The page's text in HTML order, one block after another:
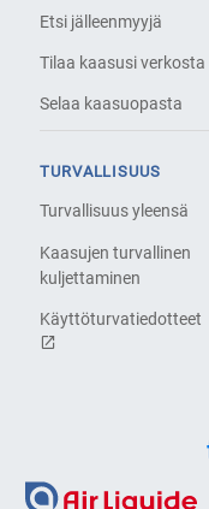
Etsi jälleenmyyjä
Tilaa kaasusi verkosta
Selaa kaasuopasta
TURVALLISUUS
Turvallisuus yleensä
Kaasujen turvallinen
kuljettaminen
Käyttöturvatiedotteet